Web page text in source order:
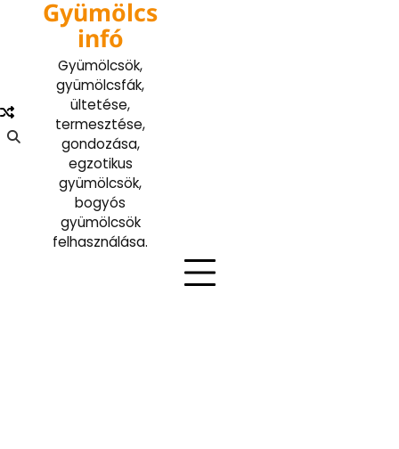
Gyümölcs
infó
Gyümölcsök,
gyümölcsfák,
ültetése,
termesztése,
gondozása,
egzotikus
gyümölcsök,
bogyós
gyümölcsök
felhasználása.